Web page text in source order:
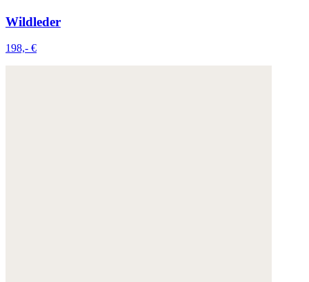
Wildleder
198,- €